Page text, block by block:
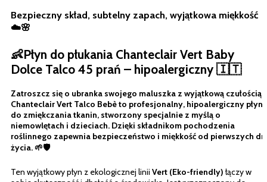
Bezpieczny skład, subtelny zapach, wyjątkowa miękkość
☁️🌸
👶Płyn do płukania Chanteclair Vert Baby
Dolce Talco 45 prań – hipoalergiczny 🇮🇹
Zatroszcz się o ubranka swojego maluszka z wyjątkową czułością!
Chanteclair Vert Talco Bebèto profesjonalny, hipoalergiczny płyn
do zmiękczania tkanin, stworzony specjalnie z myślą o
niemowlętach i dzieciach. Dzięki składnikom pochodzenia
roślinnego zapewnia bezpieczeństwo i miękkość od pierwszych
życia. 🌱🛡️
Ten wyjątkowy płyn z ekologicznej linii Vert (Eko-friendly) łączy w